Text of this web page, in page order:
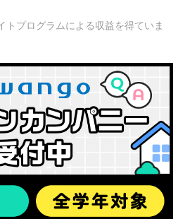
トプログラムによる収益を得ていま